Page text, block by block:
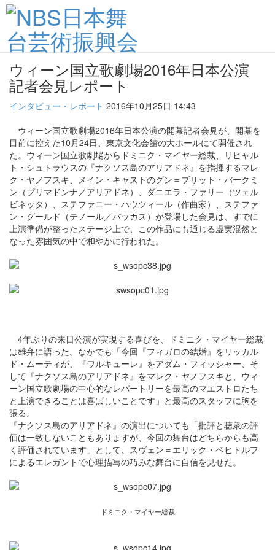
ウィーン国立歌劇場2016年日本公演
記者会見レポート
インタビュー・レポート 2016年10月25日 14:43
ウィーン国立歌劇場2016年日本公演の開幕記者会見が、開幕を
目前に控えた10月24日、東京文化会館の大ホールにて開催され
た。ウィーン国立歌劇場からドミニク・マイヤー総裁、リヒャル
ト・シュトラウスの『ナクソス島のアリアドネ』を指揮するマレ
ク・ヤノフスキ、メイン・キャストのグン＝ブリット・バークミ
ン（プリマドンナ／アリアドネ）、ダニエラ・ファリー（ツェル
ビネッタ）、ステファニー・ハウツィール（作曲家）、ステファ
ン・グールド（テノール／バッカス）が登場した会見は、すでに
上演準備が整ったステージ上で、この作品にも通じる虚実混然と
なった雰囲気の中で和やかに行われた。
4年ぶりの来日公演が実現する喜びを、ドミニク・マイヤー総裁
は雄弁に語った。なかでも「今回『フィガロの結婚』をリッカル
ド・ムーティが、『ワルキューレ』をアダム・フィッシャー、そ
して『ナクソス島のアリアドネ』をマレク・ヤノフスキと、ウィ
ーン国立歌劇場の中心的なレパートリーを最高のマエストロたち
と上演できることは喜ばしいことです」と最高のスタッフに胸を
張る。
『ナクソス島のアリアドネ』の演出についても「批評と聴衆の評
価は一致しないこともありますが、今回の舞台はどちらからも高
く評価されています」として、スヴェン＝エリック・ベヒトルフ
によるエレガントで心理描写の巧みな舞台に自信を見せた。
ドミニク・マイヤー総裁